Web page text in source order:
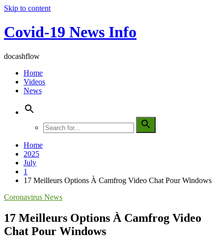
Skip to content
Covid-19 News Info
docashflow
Home
Videos
News
Home
2025
July
1
17 Meilleurs Options À Camfrog Video Chat Pour Windows
Coronavirus News
17 Meilleurs Options À Camfrog Video
Chat Pour Windows